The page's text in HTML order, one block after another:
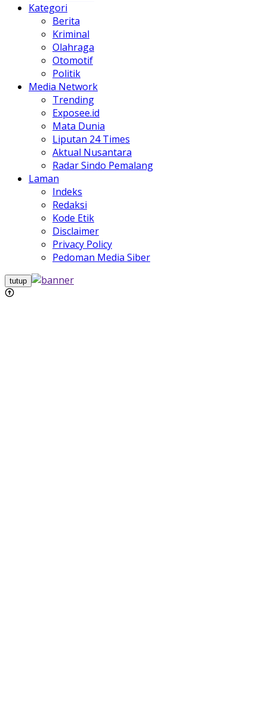
Kategori
Berita
Kriminal
Olahraga
Otomotif
Politik
Media Network
Trending
Exposee.id
Mata Dunia
Liputan 24 Times
Aktual Nusantara
Radar Sindo Pemalang
Laman
Indeks
Redaksi
Kode Etik
Disclaimer
Privacy Policy
Pedoman Media Siber
tutup